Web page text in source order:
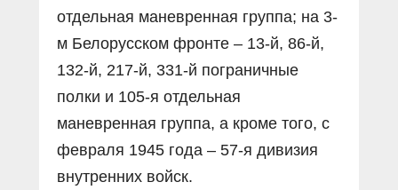
отдельная маневренная группа; на 3-
м Белорусском фронте – 13-й, 86-й,
132-й, 217-й, 331-й пограничные
полки и 105-я отдельная
маневренная группа, а кроме того, с
февраля 1945 года – 57-я дивизия
внутренних войск.